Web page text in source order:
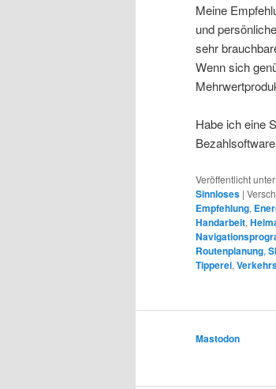
Meine
und
sehr
Wenn sich
Habe ich eine
Veröffentlicht unter
Sinnloses |
Empfehlung,
Handarbeit,
Routenplanung,
Tipperei,
Mastodon